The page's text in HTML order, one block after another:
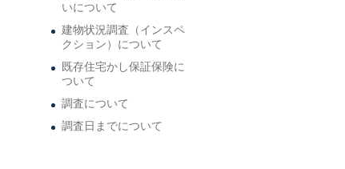
いについて
建物状況調査（インスペ
クション）について
既存住宅かし保証保険に
ついて
調査について
調査日までについて